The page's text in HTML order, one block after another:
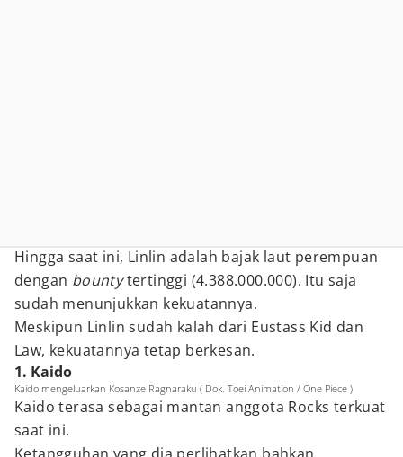
Hingga saat ini, Linlin adalah bajak laut perempuan
dengan bountytertinggi (4.388.000.000). Itu saja
sudah menunjukkan kekuatannya.
Meskipun Linlin sudah kalah dari Eustass Kid dan
Law, kekuatannya tetap berkesan.
1. Kaido
Kaido mengeluarkan Kosanze Ragnaraku ( Dok. Toei Animation / One Piece )
Kaido terasa sebagai mantan anggota Rocks terkuat
saat ini.